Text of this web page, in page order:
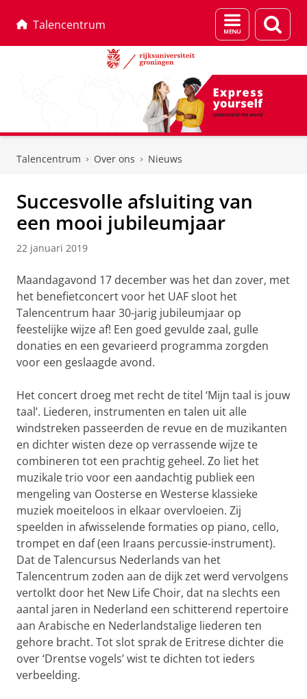
Talencentrum
Menu
en
Talencentrum Over ons Nieuws
Succesvolle afsluiting van
een mooi jubileumjaar
22 januari 2019
Maandagavond 17 december was het dan zover, met
het benefietconcert voor het UAF sloot het
Talencentrum haar 30-jarig jubileumjaar op
feestelijke wijze af! Een goed gevulde zaal, gulle
donaties en een gevarieerd programma zorgden
voor een geslaagde avond.
Het concert droeg met recht de titel ‘Mijn taal is jouw
taal’. Liederen, instrumenten en talen uit alle
windstreken passeerden de revue en de muzikanten
en dichter wisten deze op verrassende wijze te
combineren tot een prachtig geheel. Zo liet het
muzikale trio voor een aandachtig publiek een
mengeling van Oosterse en Westerse klassieke
muziek moeiteloos in elkaar overvloeien. Zij
speelden in afwisselende formaties op piano, cello,
trompet en daf (een Iraans percussie-instrument).
Dat de Talencursus Nederlands van het
Talencentrum zoden aan de dijk zet werd vervolgens
vertolkt door het New Life Choir, dat na slechts een
aantal jaren in Nederland een schitterend repertoire
aan Arabische en Nederlandstalige liederen ten
gehore bracht. Tot slot sprak de Eritrese dichter die
over ‘Drentse vogels’ wist te dichten tot ieders
verbeelding.